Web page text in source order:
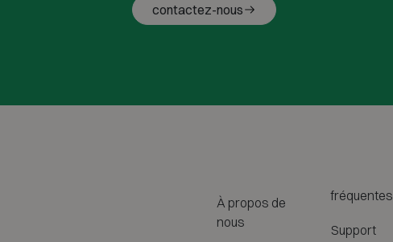
contactez-nous
À propos de
nous
fréquentes
Support